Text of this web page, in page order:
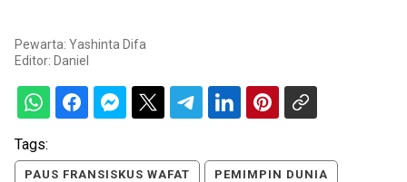
Pewarta: Yashinta Difa
Editor: Daniel
Tags:
PAUS FRANSISKUS WAFAT PEMIMPIN DUNIA